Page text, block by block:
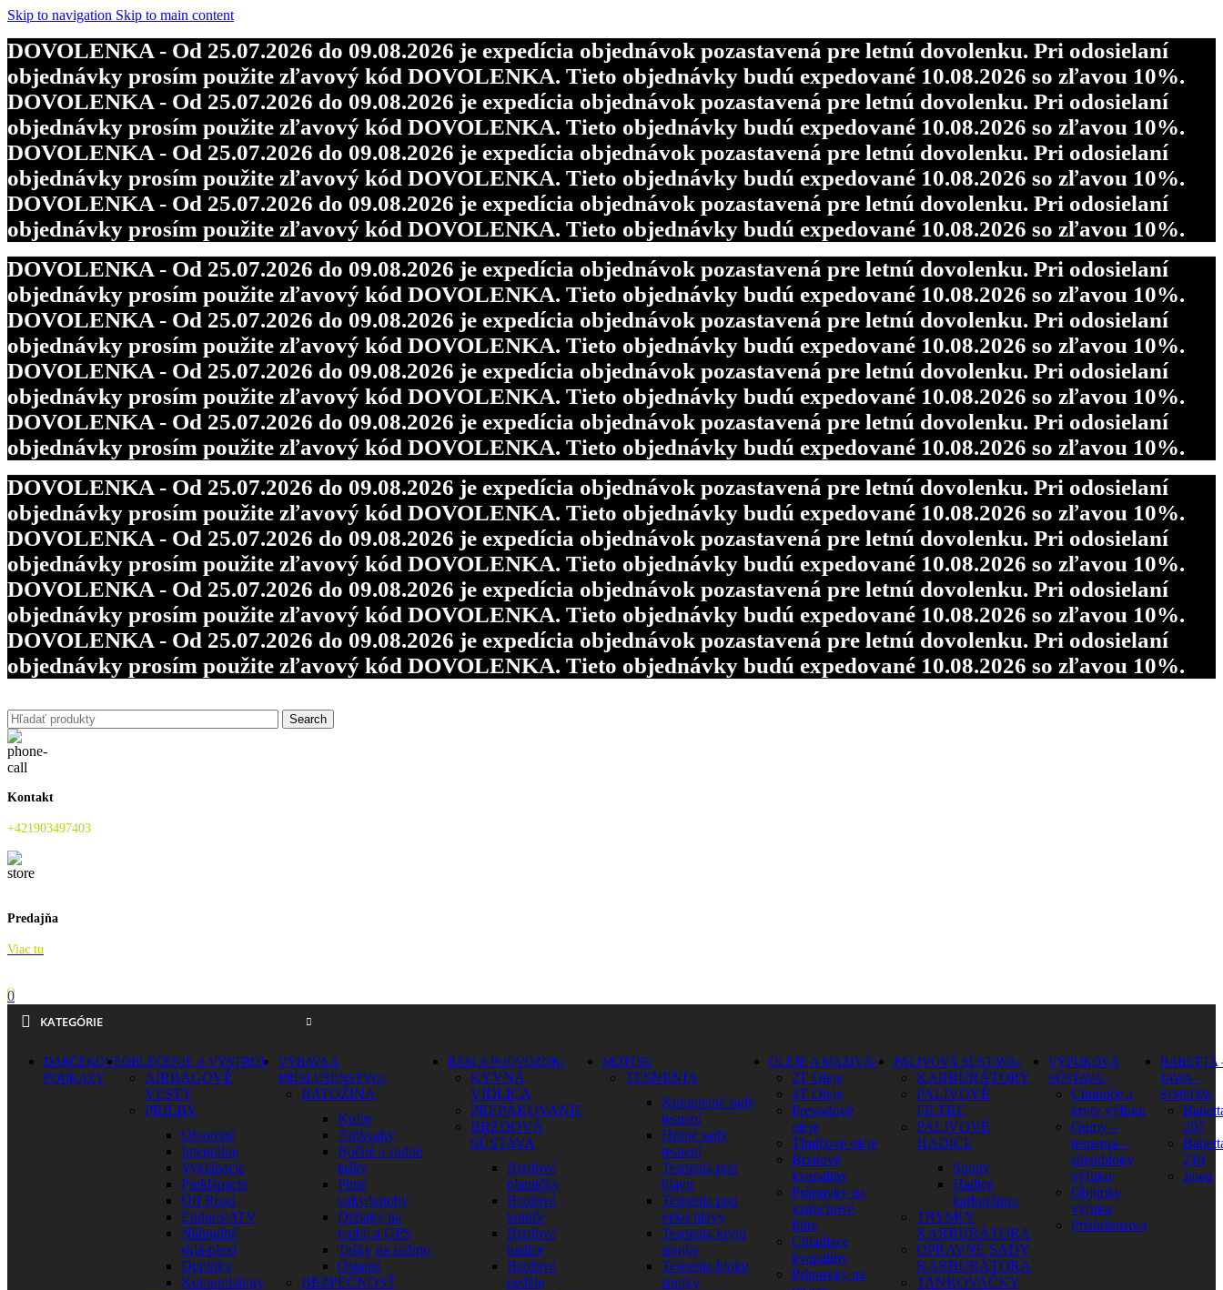
Skip to navigation Skip to main content
DOVOLENKA - Od 25.07.2026 do 09.08.2026 je expedícia objednávok pozastavená pre letnú dovolenku. Pri odosielaní
objednávky prosím použite zľavový kód DOVOLENKA. Tieto objednávky budú expedované 10.08.2026 so zľavou 10%.
DOVOLENKA - Od 25.07.2026 do 09.08.2026 je expedícia objednávok pozastavená pre letnú dovolenku. Pri odosielaní
objednávky prosím použite zľavový kód DOVOLENKA. Tieto objednávky budú expedované 10.08.2026 so zľavou 10%.
DOVOLENKA - Od 25.07.2026 do 09.08.2026 je expedícia objednávok pozastavená pre letnú dovolenku. Pri odosielaní
objednávky prosím použite zľavový kód DOVOLENKA. Tieto objednávky budú expedované 10.08.2026 so zľavou 10%.
DOVOLENKA - Od 25.07.2026 do 09.08.2026 je expedícia objednávok pozastavená pre letnú dovolenku. Pri odosielaní
objednávky prosím použite zľavový kód DOVOLENKA. Tieto objednávky budú expedované 10.08.2026 so zľavou 10%.
DOVOLENKA - Od 25.07.2026 do 09.08.2026 je expedícia objednávok pozastavená pre letnú dovolenku. Pri odosielaní
objednávky prosím použite zľavový kód DOVOLENKA. Tieto objednávky budú expedované 10.08.2026 so zľavou 10%.
DOVOLENKA - Od 25.07.2026 do 09.08.2026 je expedícia objednávok pozastavená pre letnú dovolenku. Pri odosielaní
objednávky prosím použite zľavový kód DOVOLENKA. Tieto objednávky budú expedované 10.08.2026 so zľavou 10%.
DOVOLENKA - Od 25.07.2026 do 09.08.2026 je expedícia objednávok pozastavená pre letnú dovolenku. Pri odosielaní
objednávky prosím použite zľavový kód DOVOLENKA. Tieto objednávky budú expedované 10.08.2026 so zľavou 10%.
DOVOLENKA - Od 25.07.2026 do 09.08.2026 je expedícia objednávok pozastavená pre letnú dovolenku. Pri odosielaní
objednávky prosím použite zľavový kód DOVOLENKA. Tieto objednávky budú expedované 10.08.2026 so zľavou 10%.
DOVOLENKA - Od 25.07.2026 do 09.08.2026 je expedícia objednávok pozastavená pre letnú dovolenku. Pri odosielaní
objednávky prosím použite zľavový kód DOVOLENKA. Tieto objednávky budú expedované 10.08.2026 so zľavou 10%.
DOVOLENKA - Od 25.07.2026 do 09.08.2026 je expedícia objednávok pozastavená pre letnú dovolenku. Pri odosielaní
objednávky prosím použite zľavový kód DOVOLENKA. Tieto objednávky budú expedované 10.08.2026 so zľavou 10%.
DOVOLENKA - Od 25.07.2026 do 09.08.2026 je expedícia objednávok pozastavená pre letnú dovolenku. Pri odosielaní
objednávky prosím použite zľavový kód DOVOLENKA. Tieto objednávky budú expedované 10.08.2026 so zľavou 10%.
DOVOLENKA - Od 25.07.2026 do 09.08.2026 je expedícia objednávok pozastavená pre letnú dovolenku. Pri odosielaní
objednávky prosím použite zľavový kód DOVOLENKA. Tieto objednávky budú expedované 10.08.2026 so zľavou 10%.
Search
Kontakt
+421903497403
Predajňa
Viac tu
0
KATEGÓRIE
DARČEKOVÉ
POUKAZY
OBLEČENIE A VÝSTROJ
AIRBAGOVÉ
VESTY
PRILBY
Otvorené
Integrálne
Vyklápacie
Preklápacie
Off Road
Enduro/ATV
Náhradné
sklá-plexi
Doplnky
Komunikátory
VÝBAVA A
PRÍSLUŠENSTVO
BATOŽINA
Kufre
Tankvaky
Bočné a zadné
tašky
Pitné
vaky/batohy
Držiaky na
mobil a GPS
Tašky na stehno
Ostatné
BEZPEČNOSŤ
RÁM A PODVOZOK
KYVNÁ
VIDLICA
PREPÁKOVANIE
BRZDOVÁ
SÚSTAVA
Brzdové
platničky
Brzdové
kotúče
Brzdové
hadice
Brzdové
pedále
MOTOR
TESNENIA
Kompletné sady
tesnení
Horné sady
tesnení
Tesnenia pod
hlavu
Tesnenia pod
veko hlavy
Tesnenia krytu
spojky
Tesnenia bloku
spojky
OLEJE A MAZIVÁ
2T Oleje
4T Oleje
Prevodové
oleje
Tlmičové oleje
Brzdové
kvapaliny
Prípravky na
vzduchové
filtre
Chladiace
kvapaliny
Prípravky na
PALIVOVÁ SÚSTAVA
KARBURÁTORY
PALIVOVÉ
FILTRE
PALIVOVÉ
HADICE
Spony
Hadice
karburátora
TRYSKY
KARBURÁTORA
OPRAVNÉ SADY
KARBURÁTORA
TANKOVAČKY
VÝFUKOVÁ
SÚSTAVA
Chrániče a
kryty výfuku
Gumy –
tesnenia –
silentbloky
výfuku
Objímky
výfuku
Príslušenstvo
BABETTA
JAWA –
SIMSON
207
210
Jawa